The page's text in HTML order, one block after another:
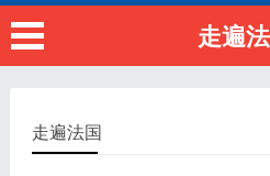
走遍
走遍法国